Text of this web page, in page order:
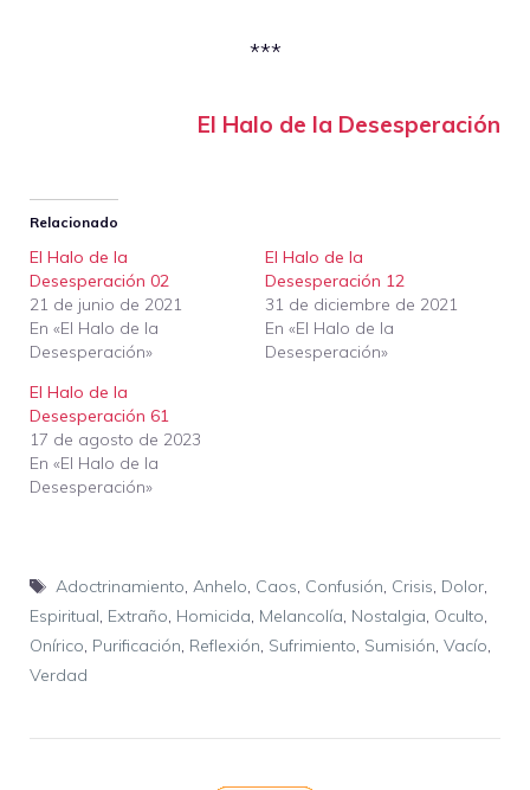
***
El Halo de la Desesperación
Relacionado
El Halo de la
Desesperación 02
21 de junio de 2021
En «El Halo de la
Desesperación»
El Halo de la
Desesperación 12
31 de diciembre de 2021
En «El Halo de la
Desesperación»
El Halo de la
Desesperación 61
17 de agosto de 2023
En «El Halo de la
Desesperación»
Etiquetas
Adoctrinamiento, Anhelo, Caos, Confusión, Crisis, Dolor,
Espiritual, Extraño, Homicida, Melancolía, Nostalgia, Oculto,
Onírico, Purificación, Reflexión, Sufrimiento, Sumisión, Vacío,
Verdad